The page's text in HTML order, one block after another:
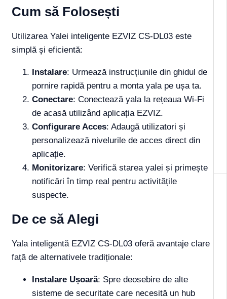
Cum să Folosești
Utilizarea Yalei inteligente EZVIZ CS-DL03 este
simplă și eficientă:
Instalare: Urmează instrucțiunile din ghidul de
pornire rapidă pentru a monta yala pe ușa ta.
Conectare: Conectează yala la rețeaua Wi-Fi
de acasă utilizând aplicația EZVIZ.
Configurare Acces: Adaugă utilizatori și
personalizează nivelurile de acces direct din
aplicație.
Monitorizare: Verifică starea yalei și primește
notificări în timp real pentru activitățile
suspecte.
De ce să Alegi
Yala inteligentă EZVIZ CS-DL03 oferă avantaje clare
față de alternativele tradiționale:
Instalare Ușoară: Spre deosebire de alte
sisteme de securitate care necesită un hub